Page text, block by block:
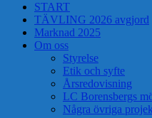
START
TÄVLING 2026 avgjord
Marknad 2025
Om oss
Styrelse
Etik och syfte
Årsredovisning
LC Borensbergs
Några övriga